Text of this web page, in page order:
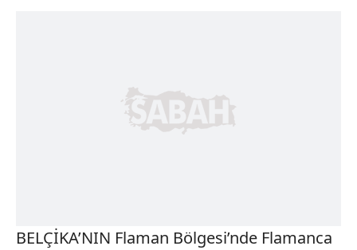
BELÇİKA’NIN Flaman Bölgesi’nde Flamanca